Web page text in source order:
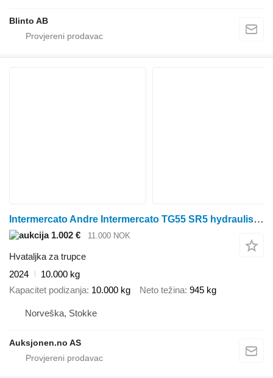
Blinto AB
Intermercato Andre Intermercato TG55 SR5 hydraulisk sorteringsgriper – FC70 m
1.002 € 11.000 NOK
Hvataljka za trupce
2024
10.000 kg
Kapacitet podizanja 10.000 kg Neto težina 945 kg
Norveška, Stokke
Auksjonen.no AS